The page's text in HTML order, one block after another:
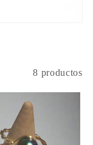
8 productos